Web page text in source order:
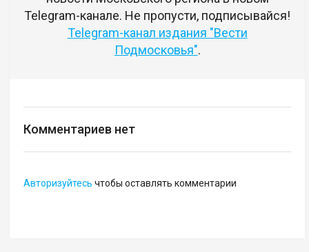
Telegram-канале. Не пропусти, подписывайся!
Telegram-канал издания "Вести
Подмосковья".
Комментариев нет
Авторизуйтесь чтобы оставлять комментарии